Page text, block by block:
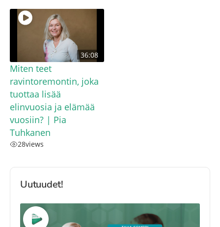
36:08
Miten teet
ravintoremontin, joka
tuottaa lisää
elinvuosia ja elämää
vuosiin? | Pia
Tuhkanen
28views
Uutuudet!